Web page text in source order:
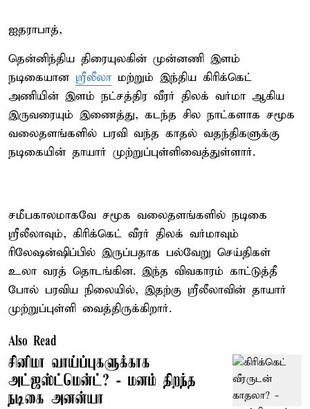
ஐதராபாத்,
தென்னிந்திய திரையுலகின் முன்னணி இளம்
நடிகையான ஸ்ரீலீலா மற்றும் இந்திய கிரிக்கெட்
அணியின் இளம் நட்சத்திர வீரர் திலக் வர்மா ஆகிய
இருவரையும் இணைத்து, கடந்த சில நாட்களாக சமூக
வலைதளங்களில் பரவி வந்த காதல் வதந்திகளுக்கு
நடிகையின் தாயார் முற்றுப்புள்ளிவைத்துள்ளார்.
சமீபகாலமாகவே சமூக வலைதளங்களில் நடிகை
ஸ்ரீலீலாவும், கிரிக்கெட் வீரர் திலக் வர்மாவும்
ரிலேஷன்ஷிப்பில் இருப்பதாக பல்வேறு செய்திகள்
உலா வரத் தொடங்கின. இந்த விவகாரம் காட்டுத்தீ
போல் பரவிய நிலையில், இதற்கு ஸ்ரீலீலாவின் தாயார்
முற்றுப்புள்ளி வைத்திருக்கிறார்.
Also Read
சினிமா வாய்ப்புகளுக்காக
அட்ஜஸ்ட்மென்ட்? - மனம் திறந்த
நடிகை அனன்யா